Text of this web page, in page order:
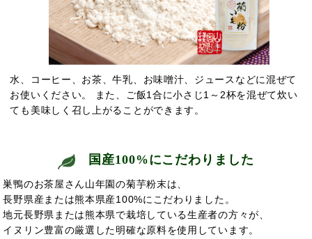
水、コーヒー、お茶、牛乳、お味噌汁、ジュースなどに混ぜて
お使いください。 また、ご飯1合に小さじ1～2杯を混ぜて炊い
ても美味しく召し上がることができます。
国産100%にこだわりました
巣鴨のお茶屋さん山年園の菊芋粉末は、
長野県産または熊本県産100%にこだわりました。
地元長野県または熊本県で栽培している生産者の方々が、
イヌリン豊富の厳選した明確な原料を使用しています。